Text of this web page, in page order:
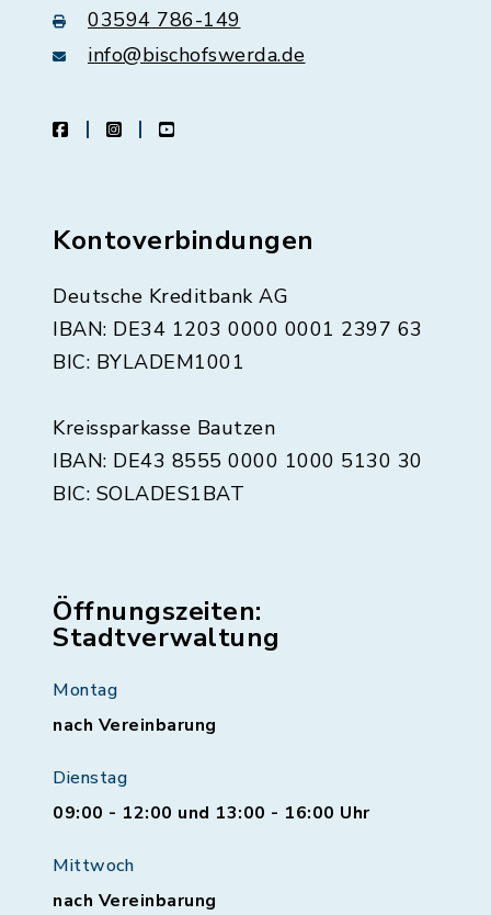
03594 786-149
info@bischofswerda.de
facebookinstagramyoutube
Kontoverbindungen
Deutsche Kreditbank AG
IBAN: DE34 1203 0000 0001 2397 63
BIC: BYLADEM1001
Kreissparkasse Bautzen
IBAN: DE43 8555 0000 1000 5130 30
BIC: SOLADES1BAT
Öffnungszeiten:
Stadtverwaltung
Montag
nach Vereinbarung
Dienstag
09:00 - 12:00 und 13:00 - 16:00 Uhr
Mittwoch
nach Vereinbarung